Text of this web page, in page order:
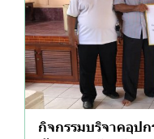
กิจกรรมบริจาคอุป